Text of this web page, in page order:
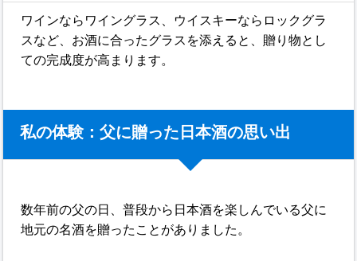
ワインならワイングラス、ウイスキーならロックグラ
スなど、お酒に合ったグラスを添えると、贈り物とし
ての完成度が高まります。
私の体験：父に贈った日本酒の思い出
数年前の父の日、普段から日本酒を楽しんでいる父に
地元の名酒を贈ったことがありました。